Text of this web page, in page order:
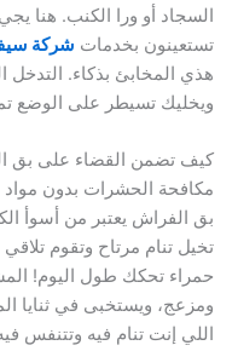
السجاد أو ورا الكنب. هنا
تستعينون بخدمات شركة
هذي المخابئ بذكاء.
ويخليك تسيطر على الوضع
كيف تضمن القضاء على بق
مكافحة الحشرات بدون مواد
بق الفراش يعتبر من أسوأ
تخيل تنام مرتاح وتقوم
حمراء تحكك طول اليوم!
ومزعج، ويستخبى في ثنايا
اللي إنت تنام فيه وتتنفس